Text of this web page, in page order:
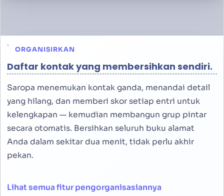
ORGANISIRKAN
Daftar kontak yang membersihkan sendiri.
Saropa menemukan kontak ganda, menandai detail
yang hilang, dan memberi skor setiap entri untuk
kelengkapan — kemudian membangun grup pintar
secara otomatis. Bersihkan seluruh buku alamat
Anda dalam sekitar dua menit, tidak perlu akhir
pekan.
Lihat semua fitur pengorganisasiannya